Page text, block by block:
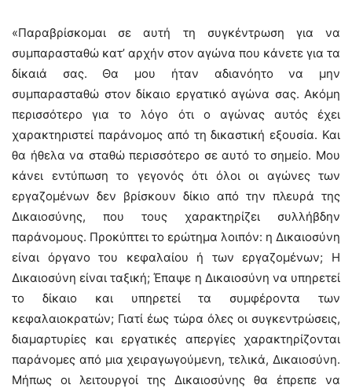
«Παραβρίσκομαι σε αυτή τη συγκέντρωση για να
συμπαρασταθώ κατ’ αρχήν στον αγώνα που κάνετε για τα
δίκαιά σας. Θα μου ήταν αδιανόητο να μην
συμπαρασταθώ στον δίκαιο εργατικό αγώνα σας. Ακόμη
περισσότερο για το λόγο ότι ο αγώνας αυτός έχει
χαρακτηριστεί παράνομος από τη δικαστική εξουσία. Και
θα ήθελα να σταθώ περισσότερο σε αυτό το σημείο. Μου
κάνει εντύπωση το γεγονός ότι όλοι οι αγώνες των
εργαζομένων δεν βρίσκουν δίκιο από την πλευρά της
Δικαιοσύνης, που τους χαρακτηρίζει συλλήβδην
παράνομους. Προκύπτει το ερώτημα λοιπόν: η Δικαιοσύνη
είναι όργανο του κεφαλαίου ή των εργαζομένων; Η
Δικαιοσύνη είναι ταξική; Έπαψε η Δικαιοσύνη να υπηρετεί
το δίκαιο και υπηρετεί τα συμφέροντα των
κεφαλαιοκρατών; Γιατί έως τώρα όλες οι συγκεντρώσεις,
διαμαρτυρίες και εργατικές απεργίες χαρακτηρίζονται
παράνομες από μια χειραγωγούμενη, τελικά, Δικαιοσύνη.
Μήπως οι λειτουργοί της Δικαιοσύνης θα έπρεπε να